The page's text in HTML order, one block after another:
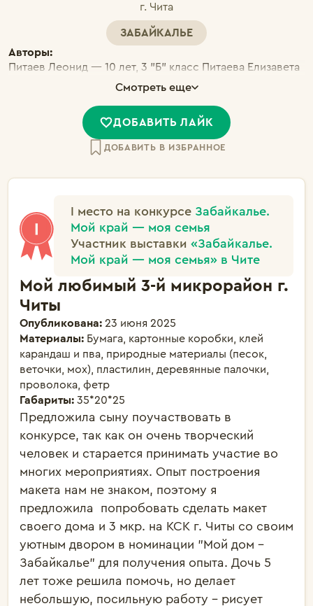
г. Чита
ЗАБАЙКАЛЬЕ
Авторы:
Питаев Леонид — 10 лет, 3 "Б" класс Питаева Елизавета
— 5 лет, 12 дошк. группаСмотреть еще
ДОБАВИТЬ ЛАЙК
ДОБАВИТЬ В ИЗБРАННОЕ
I место на конкурсе Забайкалье.
Мой край — моя семья
Участник выставки «Забайкалье.
Мой край — моя семья» в Чите
Мой любимый 3-й микрорайон г.
Читы
Опубликована: 23 июня 2025
Материалы: Бумага, картонные коробки, клей
карандаш и пва, природные материалы (песок,
веточки, мох), пластилин, деревянные палочки,
проволока, фетр
Габариты: 35*20*25
Предложила сыну поучаствовать в
конкурсе, так как он очень творческий
человек и старается принимать участие во
многих мероприятиях. Опыт построения
макета нам не знаком, поэтому я
предложила  попробовать сделать макет
своего дома и 3 мкр. на КСК г. Читы со своим
уютным двором в номинации "Мой дом -
Забайкалье" для получения опыта. Дочь 5
лет тоже решила помочь, но делает
небольшую, посильную работу - рисует